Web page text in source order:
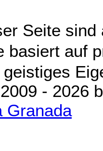
Seite
basiert auf
- 2026
Granada